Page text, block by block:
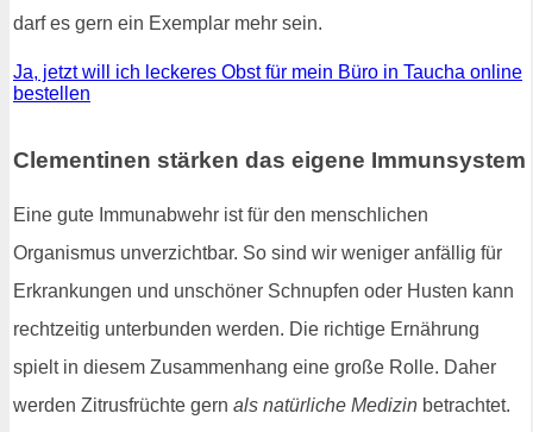
darf es gern ein Exemplar mehr sein.
Ja, jetzt will ich leckeres Obst für mein Büro in Taucha online
bestellen
Clementinen stärken das eigene Immunsystem
Eine gute Immunabwehr ist für den menschlichen
Organismus unverzichtbar. So sind wir weniger anfällig für
Erkrankungen und unschöner Schnupfen oder Husten kann
rechtzeitig unterbunden werden. Die richtige Ernährung
spielt in diesem Zusammenhang eine große Rolle. Daher
werden Zitrusfrüchte gern als natürliche Medizin betrachtet.